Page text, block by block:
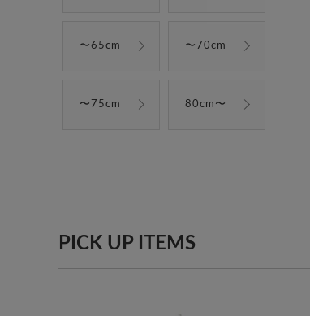
〜65cm 〜70cm
〜75cm 80cm〜
PICK UP ITEMS